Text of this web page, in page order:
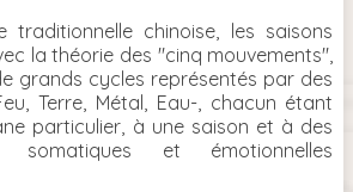
traditionnelle chinoise, les saisons
la théorie des "cinq mouvements",
grands cycles représentés par des
Terre, Métal, Eau-, chacun étant
particulier, à une saison et à des
somatiques et émotionnelles